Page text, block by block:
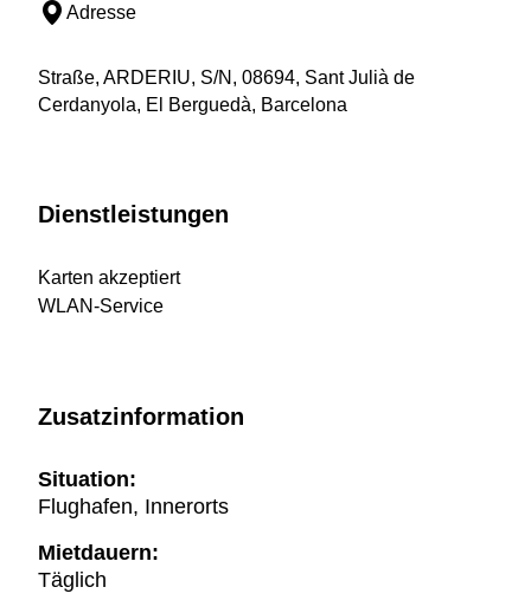
Adresse
Straße, ARDERIU, S/N, 08694, Sant Julià de
Cerdanyola, El Berguedà, Barcelona
Dienstleistungen
Karten akzeptiert
WLAN-Service
Zusatzinformation
Situation:
Flughafen, Innerorts
Mietdauern:
Täglich